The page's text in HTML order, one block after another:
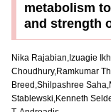
metabolism
and strength
Nika Rajabian,Izuagie
Choudhury,Ramkumar
Breed,Shilpashree
Stablewski,Kenneth